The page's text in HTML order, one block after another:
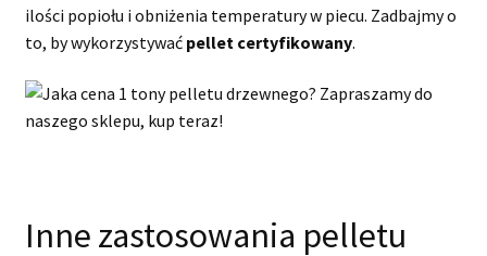
ilości popiołu i obniżenia temperatury w piecu. Zadbajmy o
to, by wykorzystywać pellet certyfikowany.
Inne zastosowania pelletu